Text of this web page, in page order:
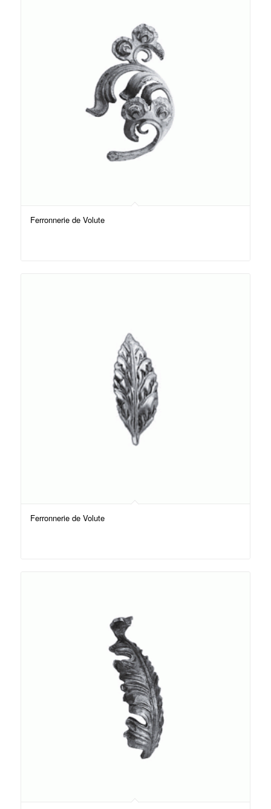
Ferronnerie de Volute
Ferronnerie de Volute